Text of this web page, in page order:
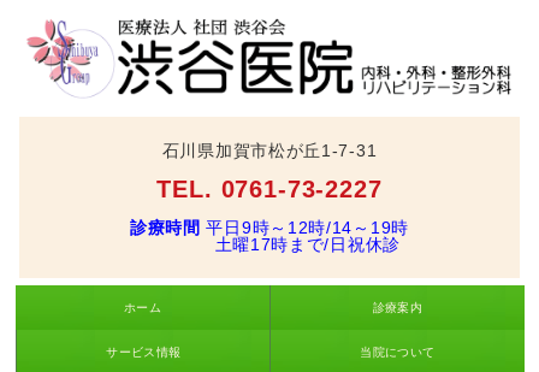
石川県加賀市松が丘1-7-31
TEL. 0761-73-2227
診療時間 平日9時～12時/14～19時
土曜17時まで/日祝休診
ホーム 診療案内
サービス情報 当院について